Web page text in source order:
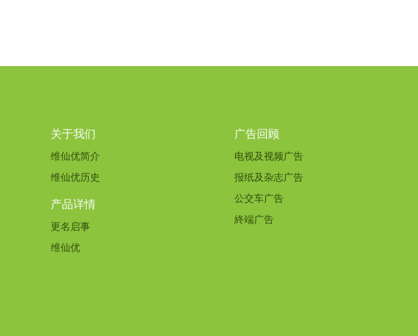
关于我们
维仙优简介
维仙优历史
产品详情
更名启事
维仙优
广告回顾
电视及视频广告
报纸及杂志广告
公交车广告
終端广告